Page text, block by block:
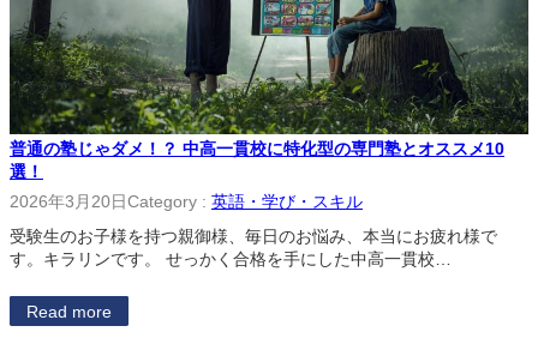
普通の塾じゃダメ！？ 中高一貫校に特化型の専門塾とオススメ10
選！
2026年3月20日Category : 英語・学び・スキル
受験生のお子様を持つ親御様、毎日のお悩み、本当にお疲れ様で
す。キラリンです。 せっかく合格を手にした中高一貫校…
Read more